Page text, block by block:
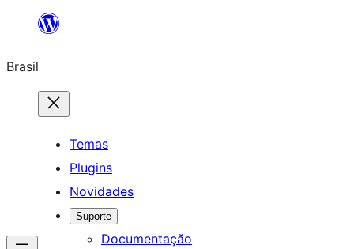
o
conteúdo
Brasil
Temas
Plugins
Novidades
Suporte
Documentação